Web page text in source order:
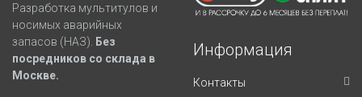
Разработка мультитулов и
носимых аварийных
запасов (НАЗ).
Без
посредников со склада в
Москве.
Информация
Контакты